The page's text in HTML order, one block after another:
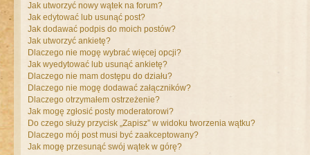
Jak utworzyć nowy wątek na forum?
Jak edytować lub usunąć post?
Jak dodawać podpis do moich postów?
Jak utworzyć ankietę?
Dlaczego nie mogę wybrać więcej opcji?
Jak wyedytować lub usunąć ankietę?
Dlaczego nie mam dostępu do działu?
Dlaczego nie mogę dodawać załączników?
Dlaczego otrzymałem ostrzeżenie?
Jak mogę zgłosić posty moderatorowi?
Do czego służy przycisk „Zapisz” w widoku tworzenia wątku?
Dlaczego mój post musi być zaakceptowany?
Jak mogę przesunąć swój wątek w górę?